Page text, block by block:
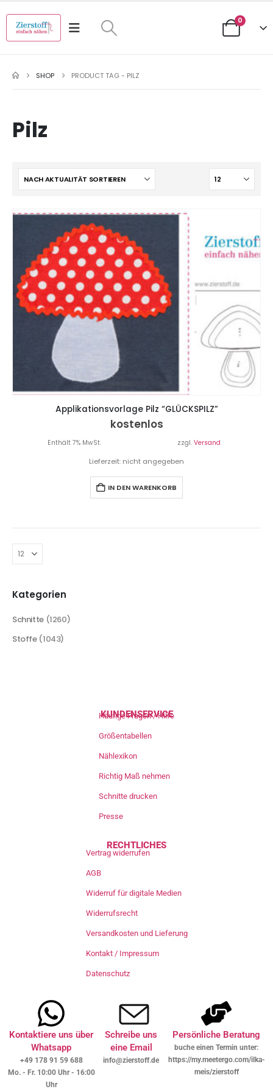
0
SHOP PRODUCT TAG - PILZ
Pilz
Applikationsvorlage Pilz “GLÜCKSPILZ”
kostenlos
Enthält 7% MwSt. zzgl. Versand
Lieferzeit: nicht angegeben
IN DEN WARENKORB
Kategorien
Schnitte (1260)
Stoffe (1043)
KUNDENSERVICE
Häufige Fragen / Hilfe
Größentabellen
Nählexikon
Richtig Maß nehmen
Schnitte drucken
Presse
RECHTLICHES
Vertrag widerrufen
AGB
Widerruf für digitale Medien
Widerrufsrecht
Versandkosten und Lieferung
Kontakt / Impressum
Datenschutz
Kontaktiere uns über
Whatsapp
+49 178 91 59 688
Mo. - Fr. 10:00 Uhr - 16:00
Uhr
Schreibe uns
eine Email
info@zierstoff.de
Persönliche Beratung
buche einen Termin unter:
https://my.meetergo.com/ilka-
meis/zierstoff